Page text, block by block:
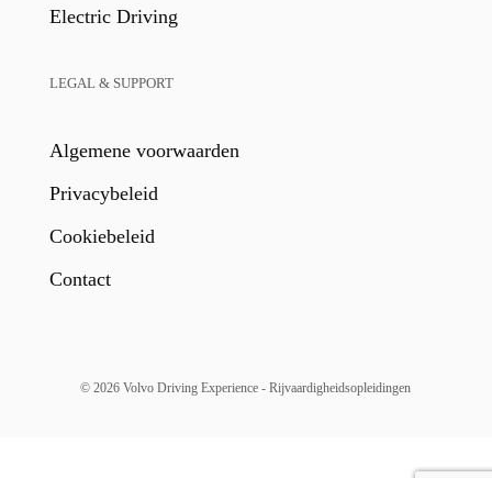
Electric Driving
LEGAL & SUPPORT
Algemene voorwaarden
Privacybeleid
Cookiebeleid
Contact
© 2026 Volvo Driving Experience - Rijvaardigheidsopleidingen